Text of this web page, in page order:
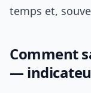
temps et,
Comment
—